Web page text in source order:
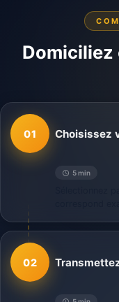
Domiciliez
01
5 min
Choisissez
02